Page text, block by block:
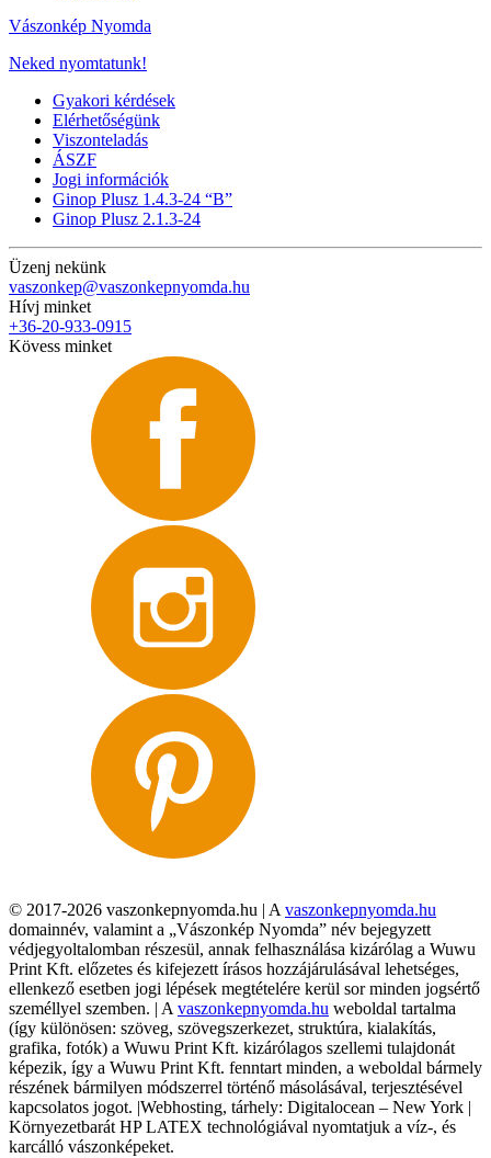
Vászonkép Nyomda
Neked nyomtatunk!
Gyakori kérdések
Elérhetőségünk
Viszonteladás
ÁSZF
Jogi információk
Ginop Plusz 1.4.3-24 “B”
Ginop Plusz 2.1.3-24
Üzenj nekünk
vaszonkep@vaszonkepnyomda.hu
Hívj minket
+36-20-933-0915
Kövess minket
© 2017-2026 vaszonkepnyomda.hu | A vaszonkepnyomda.hu
domainnév, valamint a „Vászonkép Nyomda” név bejegyzett
védjegyoltalomban részesül, annak felhasználása kizárólag a Wuwu
Print Kft. előzetes és kifejezett írásos hozzájárulásával lehetséges,
ellenkező esetben jogi lépések megtételére kerül sor minden jogsértő
személlyel szemben. | A vaszonkepnyomda.hu weboldal tartalma
(így különösen: szöveg, szövegszerkezet, struktúra, kialakítás,
grafika, fotók) a Wuwu Print Kft. kizárólagos szellemi tulajdonát
képezik, így a Wuwu Print Kft. fenntart minden, a weboldal bármely
részének bármilyen módszerrel történő másolásával, terjesztésével
kapcsolatos jogot. |Webhosting, tárhely: Digitalocean – New York |
Környezetbarát HP LATEX technológiával nyomtatjuk a víz-, és
karcálló vászonképeket.